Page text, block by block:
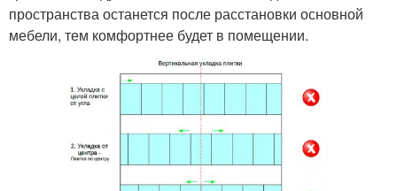
пространства останется после расстановки основной
мебели, тем комфортнее будет в помещении.